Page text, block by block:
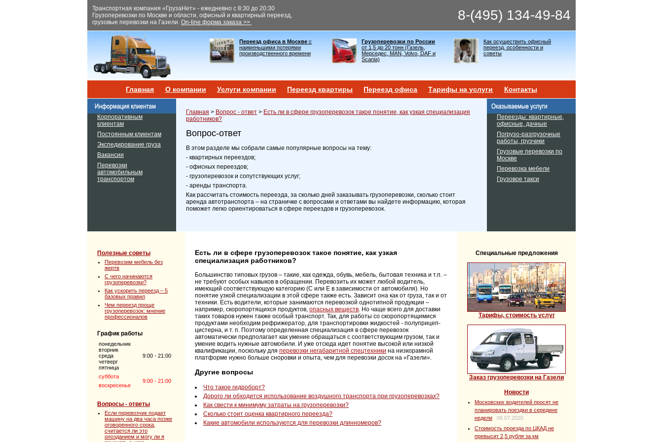
Транспортная компания «ГрузаНет» - ежедневно с 8:30 до 20:30
Грузоперевозки по Москве и области, офисный и квартирный переезд,
грузовые перевозки на Газели. On-line форма заказа >> 8-(495) 134-49-84
Переезд офиса в Москве с
наименьшими потерями
производственного времени
Грузоперевозки по России
от 1,5 до 20 тонн (Газель,
Мерседес, MAN, Volvo, DAF и
Scania)
Как осуществить офисный
переезд, особенности и
советы
Главная О компании Услуги компании Переезд квартиры Переезд офиса Тарифы на услуги Контакты
Корпоративным
клиентам
Постоянным клиентам
Экспедирование груза
Вакансии
Перевозки
автомобильным
транспортом
Главная > Вопрос - ответ > Есть ли в сфере грузоперевозок такое понятие, как узкая специализация
работников?
Вопрос-ответ
В этом разделе мы собрали самые популярные вопросы на тему:
- квартирных переездов;
- офисных переездов;
- грузоперевозок и сопутствующих услуг;
- аренды транспорта.
Как рассчитать стоимость переезда, за сколько дней заказывать грузоперевозки, сколько стоит
аренда автотранспорта – на страничке с вопросами и ответами вы найдете информацию, которая
поможет легко ориентироваться в сфере переездов и грузоперевозок.
Переезды: квартирные,
офисные, дачные
Погрузо-разгрузочные
работы, грузчики
Грузовые перевозки по
Москве
Перевозка мебели
Грузовое такси
Полезные советы
Перевозим мебель без
жертв
C чего начинаются
грузоперевозки?
Как ускорить переезд – 5
базовых правил
Чем переезд проще
грузоперевозок: мнение
профессионалов
График работы
понедельник
вторник
среда
четверг
пятница
9:00 - 21:00
суббота
9:00 - 21:00
воскресенье
Вопросы - ответы
Если перевозчик подает
машину на два часа позже
оговоренного срока,
считается ли это
опозданием и могу ли я
Есть ли в сфере грузоперевозок такое понятие, как узкая
специализация работников?
Большинство типовых грузов – такие, как одежда, обувь, мебель, бытовая техника и т.п. –
не требуют особых навыков в обращении. Перевозить их может любой водитель,
имеющий соответствующую категорию (С или Е в зависимости от автомобиля). Но
понятие узкой специализации в этой сфере также есть. Зависит она как от груза, так и от
техники. Есть водители, которые занимаются перевозкой однотипной продукции –
например, скоропортящихся продуктов, опасных веществ. Но чаще всего для доставки
таких товаров нужен также особый транспорт. Так, для работы со скоропортящимися
продуктами необходим рефрижератор, для транспортировки жидкостей - полуприцеп-
цистерна, и т. п. Поэтому определенная специализация в сфере перевозок
автоматически предполагает как умение обращаться с соответствующим грузом, так и
умение водить нужные автомобили. И уже отсюда идет понятие высокой или низкой
квалификации, поскольку для перевозки негабаритной спецтехники на низкорамной
платформе нужно больше сноровки и опыта, чем для перевозки досок на «Газели».
Другие вопросы
Что такое гидроборт?
Дорого ли обходится использование воздушного транспорта при грузоперевозках?
Как свести к минимуму затраты на грузоперевозки?
Сколько стоит оценка квартирного переезда?
Какие автомобили используются для перевозки длинномеров?
Специальные предложения
Тарифы, стоимость услуг
Заказ грузоперевозки на Газели
Новости
Московских водителей просят не
планировать поездки в середине
недели
06.07.2020
Стоимость проезда по ЦКАД не
превысит 2,5 рубля за км